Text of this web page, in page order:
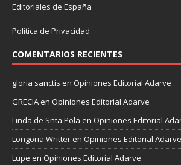
Editoriales de España
Política de Privacidad
COMENTARIOS RECIENTES
gloria sanctis en Opiniones Editorial Adarve
GRECIAen Opiniones Editorial Adarve
Linda de Snta Pola en Opiniones Editorial
Longoria Writteren Opiniones Editorial Adarve
Lupe en Opiniones Editorial Adarve